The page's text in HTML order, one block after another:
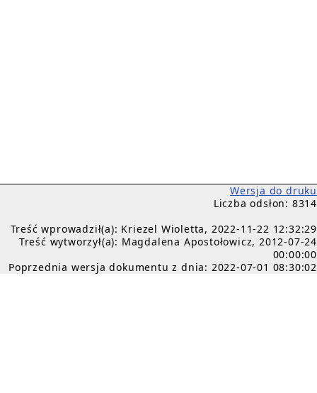
Wersja do druku
Liczba odsłon: 8314
Treść wprowadził(a): Kriezel Wioletta, 2022-11-22 12:32:29
Treść wytworzył(a): Magdalena Apostołowicz, 2012-07-24
00:00:00
Poprzednia wersja dokumentu z dnia: 2022-07-01 08:30:02